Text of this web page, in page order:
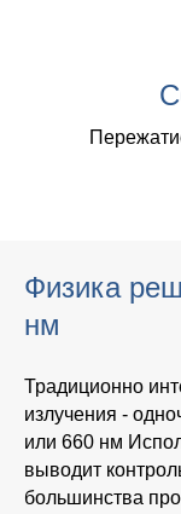
Физика
нм
Традиционно
излучения -
или 660 нм
выводит
большинства